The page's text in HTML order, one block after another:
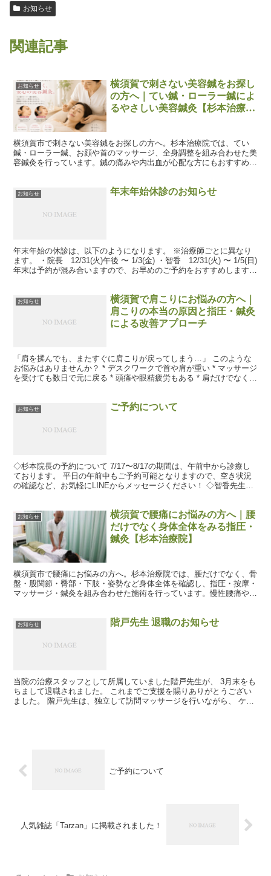
お知らせ
関連記事
お知らせ
横須賀で刺さない美容鍼をお探し
の方へ｜てい鍼・ローラー鍼によ
るやさしい美容鍼灸【杉本治療
横須賀市で刺さない美容鍼をお探しの方へ。杉本治療院では、てい
鍼・ローラー鍼、お顔や首のマッサージ、全身調整を組み合わせた美
容鍼灸を行っています。鍼の痛みや内出血が心配な方にもおすすめで
お知らせ 年末年始休診のお知らせ
年末年始の休診は、以下のようになります。 ※治療師ごとに異なり
ます。 ・院長 12/31(火)午後 〜 1/3(金) ・智香 12/31(火) 〜 1/5(日)
年末は予約が混み合いますので、お早めのご予約をおすすめします。
お知らせ
横須賀で肩こりにお悩みの方へ｜
肩こりの本当の原因と指圧・鍼灸
による改善アプローチ
「肩を揉んでも、またすぐに肩こりが戻ってしまう…」 このような
お悩みはありませんか？ * デスクワークで首や肩が重い * マッサージ
を受けても数日で元に戻る * 頭痛や眼精疲労もある * 肩だけでなく首
お知らせ ご予約について
◇杉本院長の予約について 7/17〜8/17の期間は、午前中から診療し
ております。 平日の午前中もご予約可能となりますので、空き状況
の確認など、お気軽にLINEからメッセージください！ ◇智香先生の
お知らせ
横須賀で腰痛にお悩みの方へ｜腰
だけでなく身体全体をみる指圧・
鍼灸【杉本治療院】
横須賀市で腰痛にお悩みの方へ。杉本治療院では、腰だけでなく、骨
盤・股関節・臀部・下肢・姿勢など身体全体を確認し、指圧・按摩・
マッサージ・鍼灸を組み合わせた施術を行っています。慢性腰痛やぎ
お知らせ 階戸先生 退職のお知らせ
当院の治療スタッフとして所属していました階戸先生が、 3月末をも
ちまして退職されました。 これまでご支援を賜りありがとうござい
ました。 階戸先生は、独立して訪問マッサージを行いながら、 ケア
ご予約について
人気雑誌「Tarzan」に掲載されました！